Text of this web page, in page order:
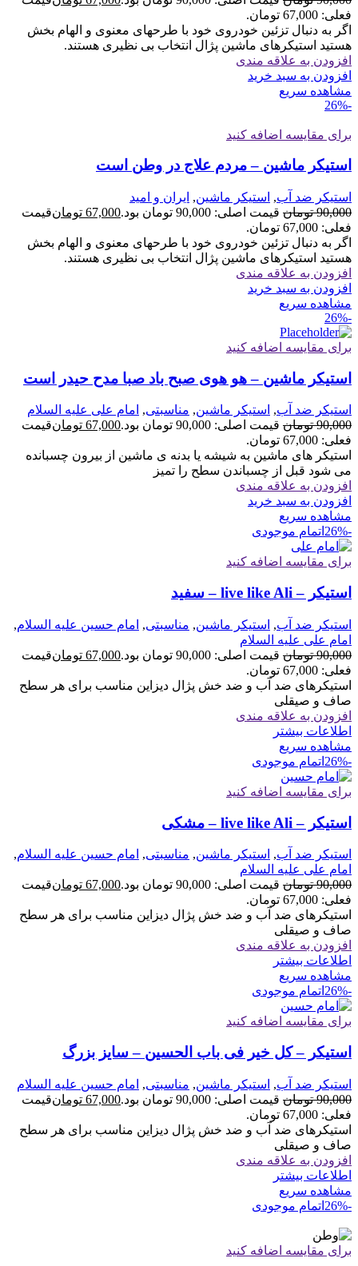
فعلی: 67,000 تومان.
اگر به دنبال تزئین خودروی خود با طرحهای معنوی و الهام بخش
هستید استیکرهای ماشین پژال انتخاب بی نظیری هستند.
افزودن به علاقه مندی
افزودن به سبد خرید
مشاهده سریع
-26%
برای مقایسه اضافه کنید
استیکر ماشین – مردم علاج در وطن است
استیکر ضد آب, استیکر ماشین, ایران و امید
90,000 تومان قیمت اصلی: 90,000 تومان بود. 67,000 تومانقیمت
فعلی: 67,000 تومان.
اگر به دنبال تزئین خودروی خود با طرحهای معنوی و الهام بخش
هستید استیکرهای ماشین پژال انتخاب بی نظیری هستند.
افزودن به علاقه مندی
افزودن به سبد خرید
مشاهده سریع
-26%
برای مقایسه اضافه کنید
استیکر ماشین – هو هوی صبح باد صبا مدح حیدر است
استیکر ضد آب, استیکر ماشین, مناسبتی, امام علی علیه السلام
90,000 تومان قیمت اصلی: 90,000 تومان بود. 67,000 تومانقیمت
فعلی: 67,000 تومان.
استیکر های ماشین به شیشه یا بدنه ی ماشین از بیرون چسبانده
می شود قبل از چسباندن سطح را تمیز
افزودن به علاقه مندی
افزودن به سبد خرید
مشاهده سریع
-26%
اتمام موجودی
برای مقایسه اضافه کنید
استیکر – live like Ali – سفید
استیکر ضد آب, استیکر ماشین, مناسبتی, امام حسین علیه السلام,
امام علی علیه السلام
90,000 تومان قیمت اصلی: 90,000 تومان بود. 67,000 تومانقیمت
فعلی: 67,000 تومان.
استیکرهای ضد آب و ضد خش پژال دیزاین مناسب برای هر سطح
صاف و صیقلی
افزودن به علاقه مندی
اطلاعات بیشتر
مشاهده سریع
-26%
اتمام موجودی
برای مقایسه اضافه کنید
استیکر – live like Ali – مشکی
استیکر ضد آب, استیکر ماشین, مناسبتی, امام حسین علیه السلام,
امام علی علیه السلام
90,000 تومان قیمت اصلی: 90,000 تومان بود. 67,000 تومانقیمت
فعلی: 67,000 تومان.
استیکرهای ضد آب و ضد خش پژال دیزاین مناسب برای هر سطح
صاف و صیقلی
افزودن به علاقه مندی
اطلاعات بیشتر
مشاهده سریع
-26%
اتمام موجودی
برای مقایسه اضافه کنید
استیکر – کل خیر فی باب الحسین – سایز بزرگ
استیکر ضد آب, استیکر ماشین, مناسبتی, امام حسین علیه السلام
90,000 تومان قیمت اصلی: 90,000 تومان بود. 67,000 تومانقیمت
فعلی: 67,000 تومان.
استیکرهای ضد آب و ضد خش پژال دیزاین مناسب برای هر سطح
صاف و صیقلی
افزودن به علاقه مندی
اطلاعات بیشتر
مشاهده سریع
-26%
اتمام موجودی
برای مقایسه اضافه کنید